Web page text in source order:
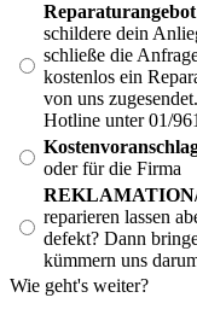
schildere dein
schließe die
kostenlos ein
von uns
Hotline unter 01/
oder für die Firma
reparieren lassen
defekt? Dann
kümmern uns
Wie geht's weiter?